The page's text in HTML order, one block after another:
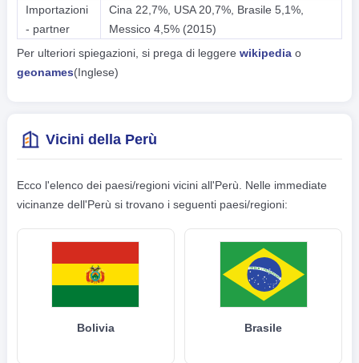
Importazioni
- partner
Cina 22,7%, USA 20,7%, Brasile 5,1%,
Messico 4,5% (2015)
Per ulteriori spiegazioni, si prega di leggere wikipediao
geonames(Inglese)
Vicini della Perù
Ecco l'elenco dei paesi/regioni vicini all'Perù. Nelle immediate
vicinanze dell'Perù si trovano i seguenti paesi/regioni:
Bolivia Brasile